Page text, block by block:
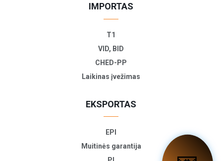
IMPORTAS
T1
VID, BID
CHED-PP
Laikinas įvežimas
EKSPORTAS
EPI
Muitinės garantija